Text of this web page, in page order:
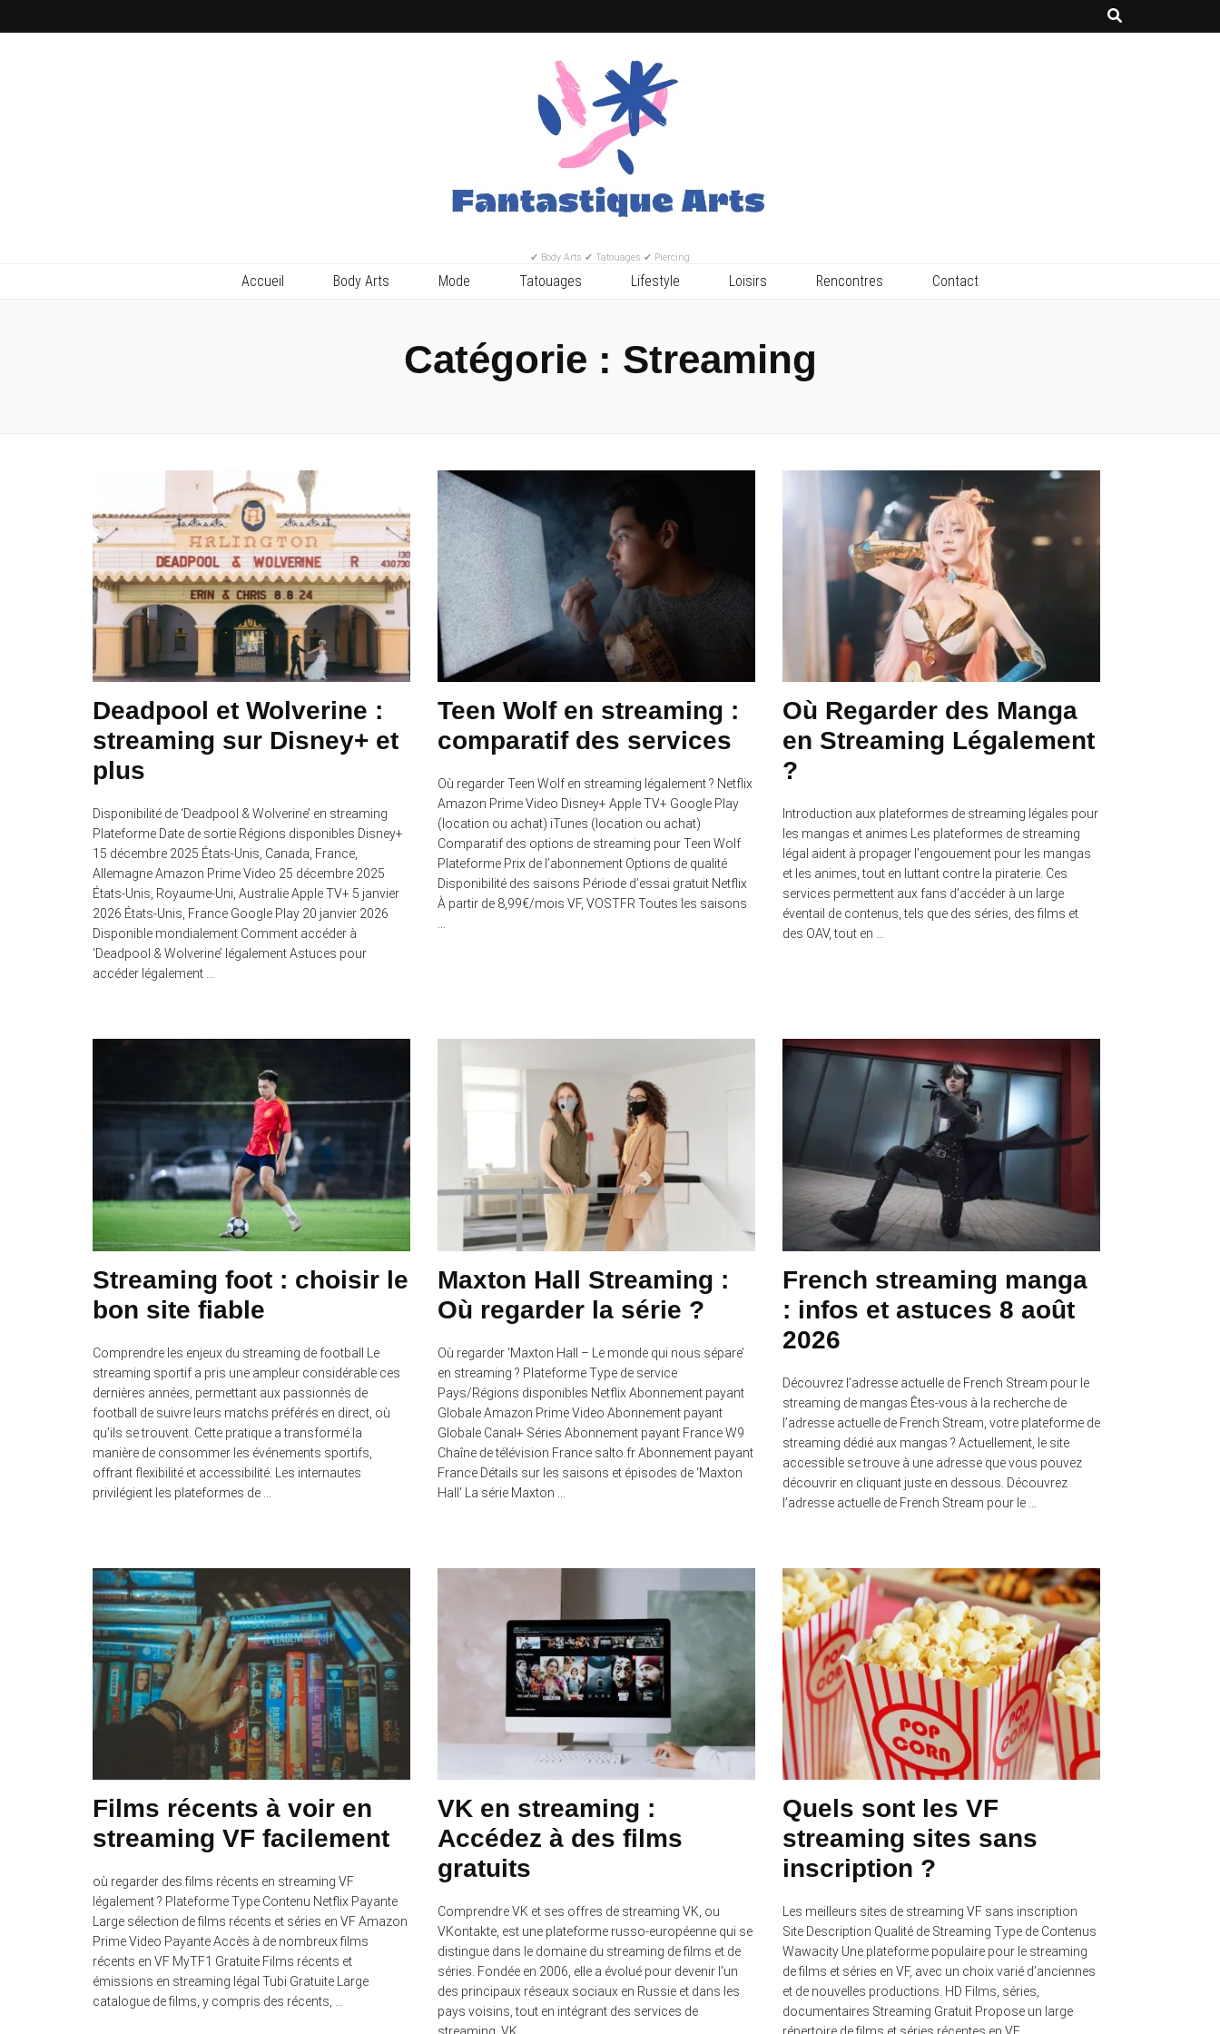
✔ Body Arts ✔ Tatouages ✔ Piercing
Accueil Body Arts Mode Tatouages Lifestyle Loisirs Rencontres Contact
Catégorie : Streaming
Deadpool et Wolverine :
streaming sur Disney+ et
plus
Disponibilité de ‘Deadpool & Wolverine’ en streaming
Plateforme Date de sortie Régions disponibles Disney+
15 décembre 2025 États-Unis, Canada, France,
Allemagne Amazon Prime Video 25 décembre 2025
États-Unis, Royaume-Uni, Australie Apple TV+ 5 janvier
2026 États-Unis, France Google Play 20 janvier 2026
Disponible mondialement Comment accéder à
‘Deadpool & Wolverine’ légalement Astuces pour
accéder légalement …
Teen Wolf en streaming :
comparatif des services
Où regarder Teen Wolf en streaming légalement ? Netflix
Amazon Prime Video Disney+ Apple TV+ Google Play
(location ou achat) iTunes (location ou achat)
Comparatif des options de streaming pour Teen Wolf
Plateforme Prix de l’abonnement Options de qualité
Disponibilité des saisons Période d’essai gratuit Netflix
À partir de 8,99€/mois VF, VOSTFR Toutes les saisons
…
Où Regarder des Manga
en Streaming Légalement
?
Introduction aux plateformes de streaming légales pour
les mangas et animes Les plateformes de streaming
légal aident à propager l’engouement pour les mangas
et les animes, tout en luttant contre la piraterie. Ces
services permettent aux fans d’accéder à un large
éventail de contenus, tels que des séries, des films et
des OAV, tout en …
Streaming foot : choisir le
bon site fiable
Comprendre les enjeux du streaming de football Le
streaming sportif a pris une ampleur considérable ces
dernières années, permettant aux passionnés de
football de suivre leurs matchs préférés en direct, où
qu’ils se trouvent. Cette pratique a transformé la
manière de consommer les événements sportifs,
offrant flexibilité et accessibilité. Les internautes
privilégient les plateformes de …
Maxton Hall Streaming :
Où regarder la série ?
Où regarder ‘Maxton Hall – Le monde qui nous sépare’
en streaming ? Plateforme Type de service
Pays/Régions disponibles Netflix Abonnement payant
Globale Amazon Prime Video Abonnement payant
Globale Canal+ Séries Abonnement payant France W9
Chaîne de télévision France salto.fr Abonnement payant
France Détails sur les saisons et épisodes de ‘Maxton
Hall’ La série Maxton …
French streaming manga
: infos et astuces 8 août
2026
Découvrez l’adresse actuelle de French Stream pour le
streaming de mangas Êtes-vous à la recherche de
l’adresse actuelle de French Stream, votre plateforme de
streaming dédié aux mangas ? Actuellement, le site
accessible se trouve à une adresse que vous pouvez
découvrir en cliquant juste en dessous. Découvrez
l’adresse actuelle de French Stream pour le …
Films récents à voir en
streaming VF facilement
où regarder des films récents en streaming VF
légalement ? Plateforme Type Contenu Netflix Payante
Large sélection de films récents et séries en VF Amazon
Prime Video Payante Accès à de nombreux films
récents en VF MyTF1 Gratuite Films récents et
émissions en streaming légal Tubi Gratuite Large
catalogue de films, y compris des récents, …
VK en streaming :
Accédez à des films
gratuits
Comprendre VK et ses offres de streaming VK, ou
VKontakte, est une plateforme russo-européenne qui se
distingue dans le domaine du streaming de films et de
séries. Fondée en 2006, elle a évolué pour devenir l’un
des principaux réseaux sociaux en Russie et dans les
pays voisins, tout en intégrant des services de
Quels sont les VF
streaming sites sans
inscription ?
Les meilleurs sites de streaming VF sans inscription
Site Description Qualité de Streaming Type de Contenus
Wawacity Une plateforme populaire pour le streaming
de films et séries en VF, avec un choix varié d’anciennes
et de nouvelles productions. HD Films, séries,
documentaires Streaming Gratuit Propose un large